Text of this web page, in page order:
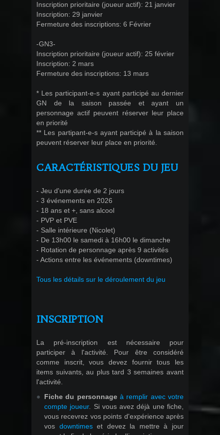
Inscription prioritaire (joueur actif): 21 janvier
Inscription: 29 janvier
Fermeture des inscriptions: 6 Février
-GN3-
Inscription prioritaire (joueur actif): 25 février
Inscription: 2 mars
Fermeture des inscriptions: 13 mars
* Les participant-e-s ayant participé au dernier
GN de la saison passée et ayant un
personnage actif peuvent réserver leur place
en priorité
** Les partipant-e-s ayant participé à la saison
peuvent réserver leur place en priorité.
CARACTÉRISTIQUES DU JEU
- Jeu d'une durée de 2 jours
- 3 événements en 2026
- 18 ans et +, sans alcool
- PVP et PVE
- Salle intérieure (Nicolet)
- De 13h00 le samedi à 16h00 le dimanche
- Rotation de personnage après 9 activités
- Actions entre les événements (downtimes)
Tous les détails sur le déroulement du jeu
INSCRIPTION
La pré-inscription est nécessaire pour
participer à l'activité. Pour être considéré
comme inscrit, vous devez fournir tous les
items suivants, au plus tard 3 semaines avant
l'activité.
Fiche du personnage à remplir avec votre
compte joueur. Si vous avez déjà une fiche,
vous recevrez vos points d'expérience après
vos downtimeset devez la mettre à jour